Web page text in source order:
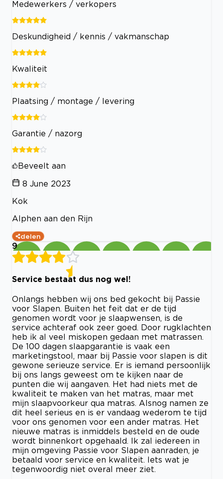
Medewerkers / verkopers
Deskundigheid / kennis / vakmanschap
Kwaliteit
Plaatsing / montage / levering
Garantie / nazorg
Beveelt aan
8 June 2023
Kok
Alphen aan den Rijn
delen
9
Service bestaat dus nog wel!
Onlangs hebben wij ons bed gekocht bij Passie
voor Slapen. Buiten het feit dat er de tijd
genomen wordt voor je slaapwensen, is de
service achteraf ook zeer goed. Door rugklachten
heb ik al veel miskopen gedaan met matrassen.
De 100 dagen slaapgarantie is vaak een
marketingstool, maar bij Passie voor slapen is dit
gewone serieuze service. Er is iemand persoonlijk
bij ons langs geweest om te kijken naar de
punten die wij aangaven. Het had niets met de
kwaliteit te maken van het matras, maar met
mijn slaapvoorkeur qua matras. Alsnog namen ze
dit heel serieus en is er vandaag wederom te tijd
voor ons genomen voor een ander matras. Het
nieuwe matras is inmiddels besteld en de oude
wordt binnenkort opgehaald. Ik zal iedereen in
mijn omgeving Passie voor Slapen aanraden, je
betaald voor service en kwaliteit. Iets wat je
tegenwoordig niet overal meer ziet.